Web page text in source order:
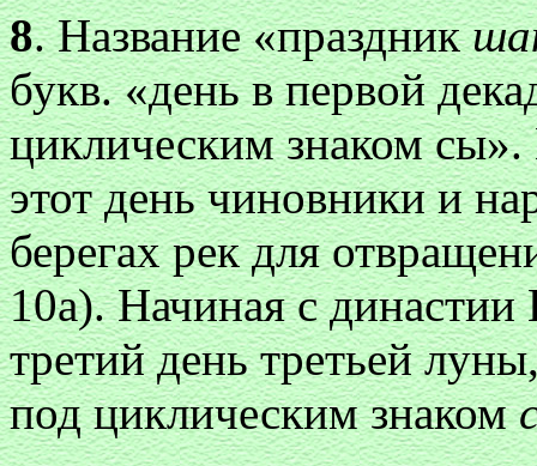
8. Название «праздник
букв. «день в первой
циклическим знаком
этот день чиновники и
берегах рек для
10а). Начиная с династии
третий день третьей
под циклическим знаком